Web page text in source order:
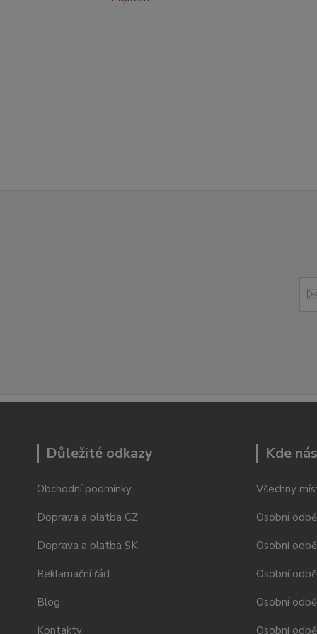
Důležité odkazy
Obchodní podmínky
Doprava a platba CZ
Doprava a platba SK
Reklamační řád
Blog
Kontakty
Kde
Všechny
Osobní
Osobní
Osobní
Osobní
Osobní